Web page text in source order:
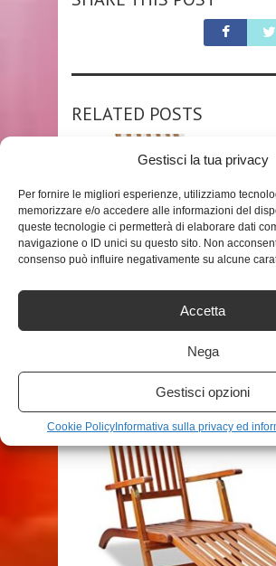
Gestisci la tua privacy
Per fornire le migliori esperienze, utilizziamo
memorizzare e/o accedere alle informazioni del
queste tecnologie ci permetterà di elaborare dati
navigazione o ID unici su questo sito. Non
consenso può influire negativamente su alcune
Accetta
Nega
Gestisci opzioni
Cookie Policy Informativa sulla privacy ed
RELATED POSTS
SHOP
FESTNIGHT SEDIA
GIARDINO PIEGHEVOLE